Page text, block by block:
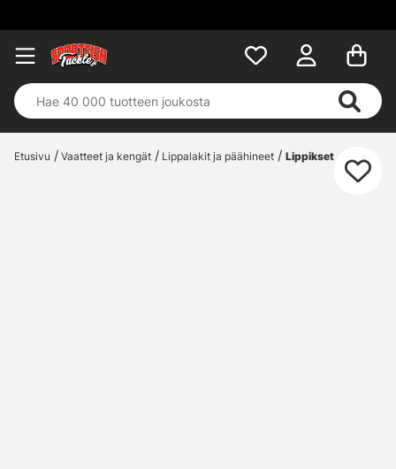
Etusivu Vaatteet ja kengät Lippalakit ja päähineet Lippikset